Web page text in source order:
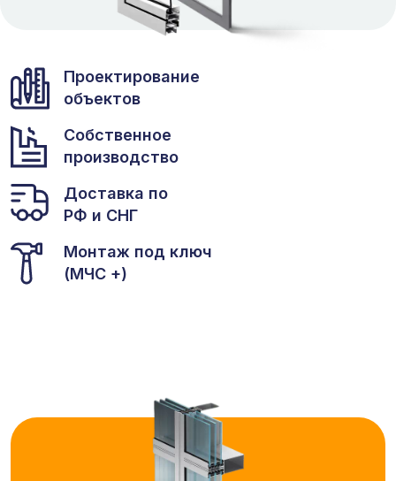
Проектирование
объектов
Собственное
производство
Доставка по
РФ и СНГ
Монтаж под ключ
(МЧС +)